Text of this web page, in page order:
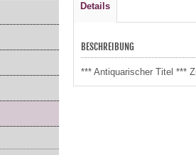
Details
BESCHREIBUNG
*** Antiquarischer Titel ***